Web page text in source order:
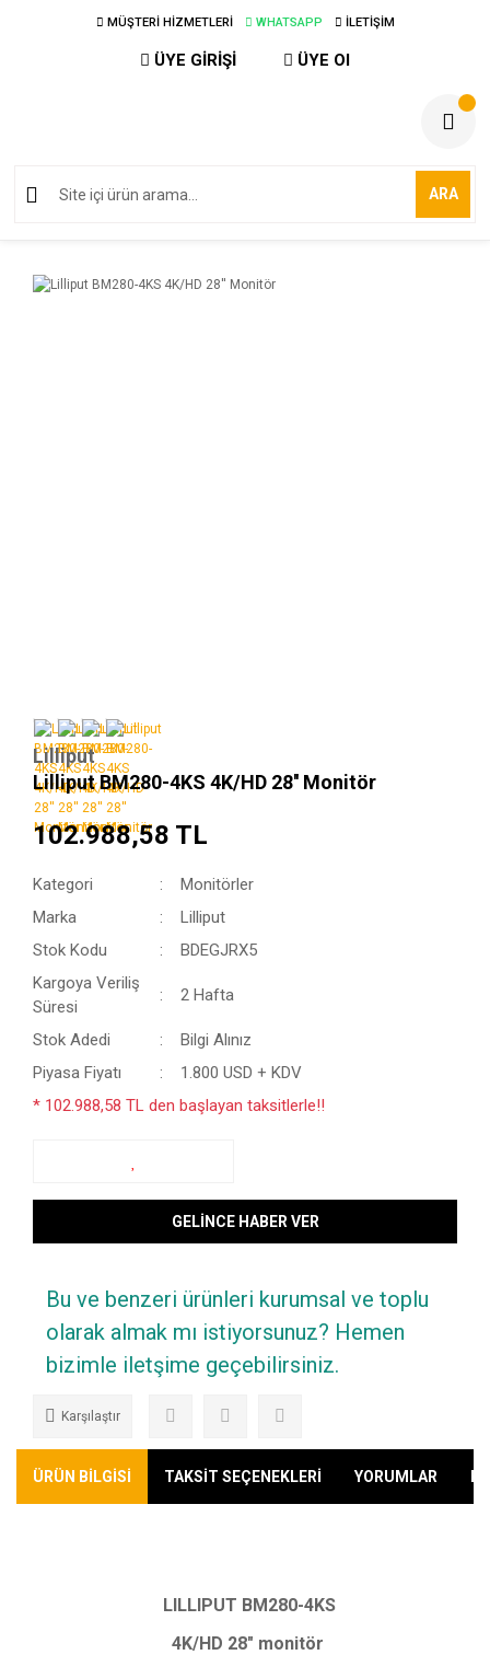
MÜŞTERİ HİZMETLERİ WHATSAPP İLETİŞİM
ÜYE GİRİŞİ ÜYE Ol
ARA
Lilliput
Lilliput BM280-4KS 4K/HD 28'' Monitör
102.988,58 TL
Kategori
Monitörler
Marka
Lilliput
Stok Kodu
BDEGJRX5
Kargoya Veriliş
Süresi
2 Hafta
Stok Adedi
Bilgi Alınız
Piyasa Fiyatı
1.800 USD + KDV
* 102.988,58 TL den başlayan taksitlerle!!
GELİNCE HABER VER
Bu ve benzeri ürünleri kurumsal ve toplu
olarak almak mı istiyorsunuz? Hemen
bizimle iletşime geçebilirsiniz.
Karşılaştır
ÜRÜN BİLGİSİ TAKSİT SEÇENEKLERİ YORUMLAR
LILLIPUT BM280-4KS
4K/HD 28" monitör